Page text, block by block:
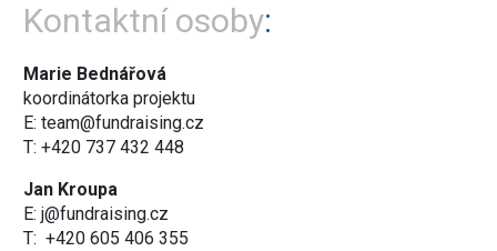
Kontaktní osoby
Marie Bednářová
koordinátorka projektu
E: team@fundraising.cz
T: +420 737 432 448
Jan Kroupa
E: j@fundraising.cz
T: +420 605 406 355